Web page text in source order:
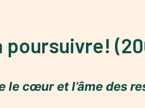
poursuivre!
le cœur et l’âme des